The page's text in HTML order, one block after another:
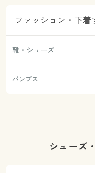
ファッション・下着
靴・シューズ
パンプス
シューズ